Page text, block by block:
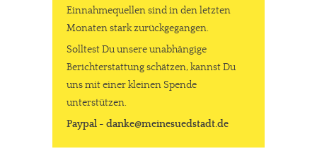
Einnahmequellen sind in den letzten
Monaten stark zurückgegangen.
Solltest Du unsere unabhängige
Berichterstattung schätzen, kannst Du
uns mit einer kleinen Spende
unterstützen.
Paypal - danke@meinesuedstadt.de